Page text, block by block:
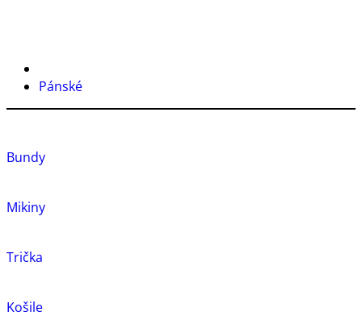
Pánské
Bundy
Mikiny
Trička
Košile